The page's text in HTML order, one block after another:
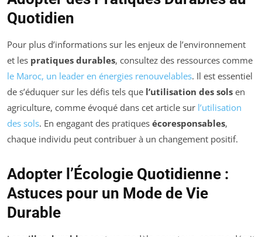
Quotidien
Pour plus d’informations sur les enjeux de l’environnement
et les pratiques durables, consultez des ressources comme
le Maroc, un leader en énergies renouvelables. Il est essentiel
de s’éduquer sur les défis tels que l’utilisation des sols en
agriculture, comme évoqué dans cet article sur l’utilisation
des sols. En engagant des pratiques écoresponsables,
chaque individu peut contribuer à un changement positif.
Adopter l’Écologie Quotidienne :
Astuces pour un Mode de Vie
Durable